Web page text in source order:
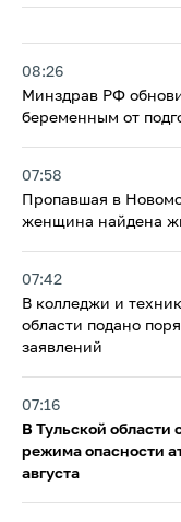
08:26
Минздрав РФ
беременным от
07:58
Пропавшая в
женщина найдена
07:42
В колледжи и
области подано
заявлений
07:16
В Тульской области
режима опасности
августа